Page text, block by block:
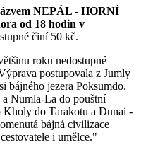
NEPÁL - HORNÍ
od 18 hodin v
činí 50 kč.
roku nedostupné
postupovala z Jumly
bájného jezera Poksumdo.
Numla-La do pouštní
Kholy do Tarakotu a Dunai -
bájná civilizace
i umělce."